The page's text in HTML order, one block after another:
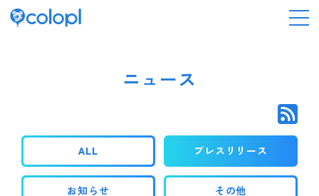
ニュース
ALL プレスリリース
お知らせ その他